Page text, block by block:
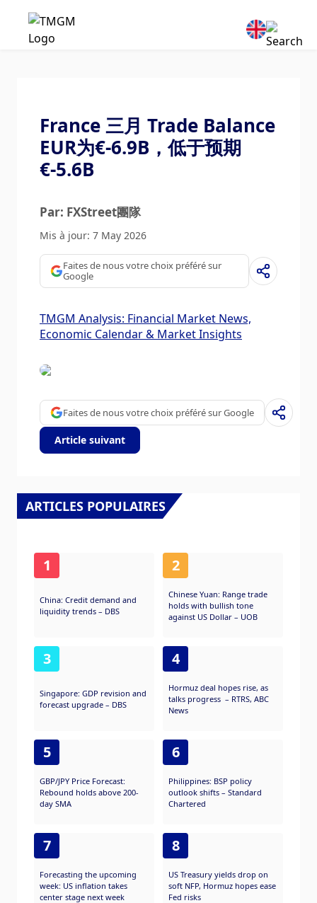
France 三月 Trade Balance
EUR为€-6.9B，低于预期
€-5.6B
Par: FXStreet團隊
Mis à jour: 7 May 2026
Faites de nous votre choix préféré sur
Google
TMGM Analysis: Financial Market News,
Economic Calendar & Market Insights
Faites de nous votre choix préféré sur Google
Article suivant
ARTICLES POPULAIRES
1
China: Credit demand and
liquidity trends – DBS
2
Chinese Yuan: Range trade
holds with bullish tone
against US Dollar – UOB
3
Singapore: GDP revision and
forecast upgrade – DBS
4
Hormuz deal hopes rise, as
talks progress – RTRS, ABC
News
5
GBP/JPY Price Forecast:
Rebound holds above 200-
day SMA
6
Philippines: BSP policy
outlook shifts – Standard
Chartered
7
Forecasting the upcoming
week: US inflation takes
center stage next week
8
US Treasury yields drop on
soft NFP, Hormuz hopes ease
Fed risks